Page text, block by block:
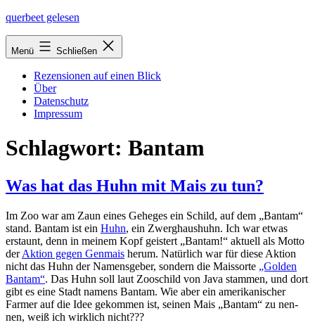
Zum
springen
querbeet gelesen
Menü Schließen
Rezensionen auf einen Blick
Über
Datenschutz
Impressum
Schlagwort: Bantam
Was hat das Huhn mit Mais zu tun?
Im Zoo war am Zaun eines Geheges ein Schild, auf dem „Bantam“
stand. Bantam ist ein Huhn, ein Zwerghaushuhn. Ich war etwas
erstaunt, denn in mei­nem Kopf geis­tert „Bantam!“ aktu­ell als Motto
derAktion gegen Genmais her­um. Natürlich war für die­se Aktion
nicht das Huhn der Namensgeber, son­dern die Maissorte „Golden
Bantam“. Das Huhn soll laut Zooschild von Java stam­men, und dort
gibt es eine Stadt namens Bantam. Wie aber ein ame­ri­ka­ni­scher
Farmer auf die Idee gekom­men ist, sei­nen Mais „Bantam“ zu nen­
nen, weiß ich wirk­lich nicht???